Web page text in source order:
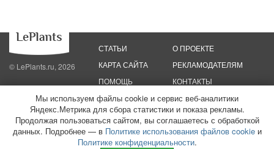
© LePlants.ru, 2026
СТАТЬИ
КАРТА САЙТА
ПОМОЩЬ
О ПРОЕКТЕ
РЕКЛАМОДАТЕЛЯМ
КОНТАКТЫ
Политика конфиденциальности
Политика использования файлов cookie
Пользовательское соглашение
Редакционные стандарты
ООО «Трафик»
ИНН 7813175200 ОГРН 1027806866724
Монетизация
Мы используем файлы cookie и сервис веб-аналитики
Яндекс.Метрика для сбора статистики и показа рекламы.
Продолжая пользоваться сайтом, вы соглашаетесь с обработкой
данных. Подробнее — в Политике использования файлов cookieи
Политике конфиденциальности.